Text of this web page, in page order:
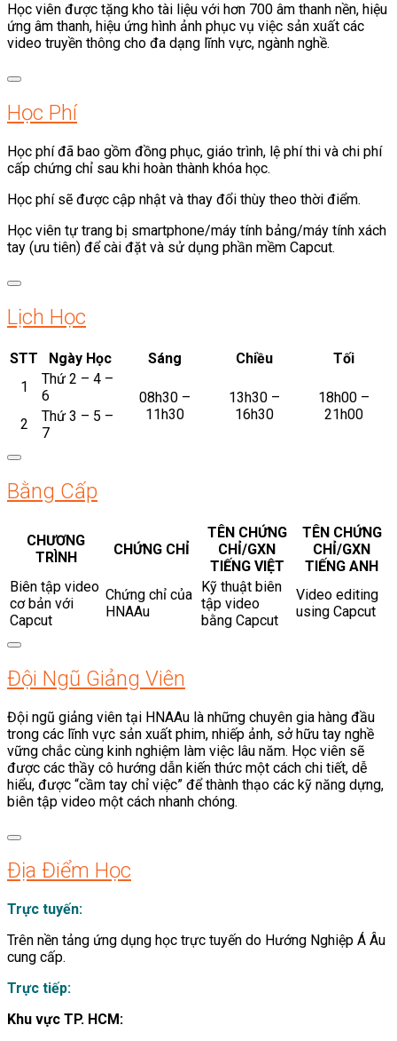
Học viên được tặng kho tài liệu với hơn 700 âm thanh nền, hiệu
ứng âm thanh, hiệu ứng hình ảnh phục vụ việc sản xuất các
video truyền thông cho đa dạng lĩnh vực, ngành nghề.
Học Phí
Học phí đã bao gồm đồng phục, giáo trình, lệ phí thi và chi phí
cấp chứng chỉ sau khi hoàn thành khóa học.
Học phí sẽ được cập nhật và thay đổi thùy theo thời điểm.
Học viên tự trang bị smartphone/máy tính bảng/máy tính xách
tay (ưu tiên) để cài đặt và sử dụng phần mềm Capcut.
Lịch Học
STT Ngày Học Sáng Chiều
Tối
1
Thứ 2 – 4 –
6
08h30 –
11h30
13h30 –
16h30
18h00 –
21h00
2
Thứ 3 – 5 –
7
Bằng Cấp
CHƯƠNG
TRÌNH
CHỨNG CHỈ
TÊN CHỨNG
CHỈ/GXN
TIẾNG VIỆT
TÊN CHỨNG
CHỈ/GXN
TIẾNG ANH
Biên tập video
cơ bản với
Capcut
Chứng chỉ của
HNAAu
Kỹ thuật biên
tập video
bằng Capcut
Video editing
using Capcut
Đội Ngũ Giảng Viên
Đội ngũ giảng viên tại HNAAu là những chuyên gia hàng đầu
trong các lĩnh vực sản xuất phim, nhiếp ảnh, sở hữu tay nghề
vững chắc cùng kinh nghiệm làm việc lâu năm. Học viên sẽ
được các thầy cô hướng dẫn kiến thức một cách chi tiết, dễ
hiểu, được “cầm tay chỉ việc” để thành thạo các kỹ năng dựng,
biên tập video một cách nhanh chóng.
Địa Điểm Học
Trực tuyến:
Trên nền tảng ứng dụng học trực tuyến do Hướng Nghiệp Á Âu
cung cấp.
Trực tiếp:
Khu vực TP. HCM: